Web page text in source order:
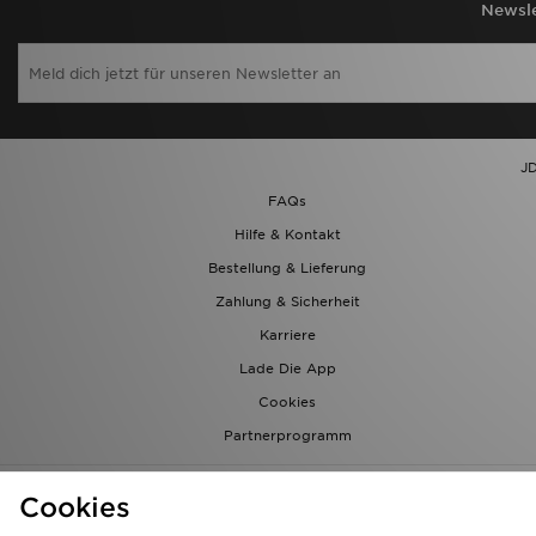
FAQs
Hilfe & Kontakt
Bestellung & Lieferung
Zahlung & Sicherheit
Karriere
Lade Die App
Cookies
Partnerprogramm
Cookies